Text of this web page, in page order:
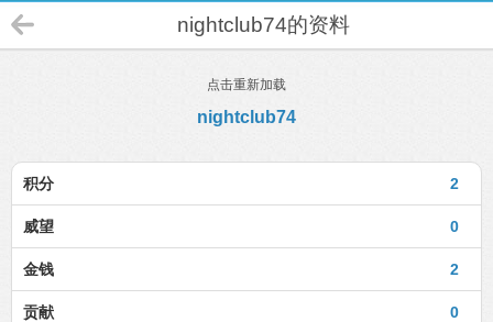
nightclub74的资料
点击重新加载
nightclub74
2
积分
0
威望
2
金钱
0
贡献